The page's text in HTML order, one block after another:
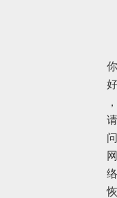
你
好
，
请
问
网
络
恢